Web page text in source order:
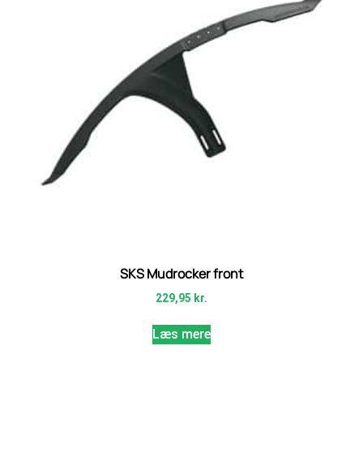
SKS Mudrocker front
229,95 kr.
Læs mere